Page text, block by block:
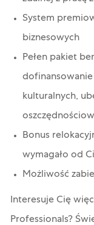
System
biznesowych
Pełen pakiet
kulturalnych,
Bonus
wymagało od
Możliwość
Interesuje Cię
Professionals?